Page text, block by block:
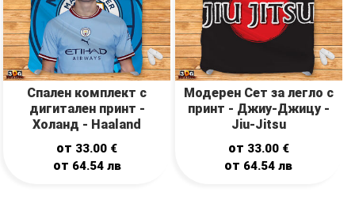
Спален комплект с
дигитален принт -
Холанд - Haaland
от 33.00 €
от 64.54 лв
Модерен Сет за легло с
принт - Джиу-Джицу -
Jiu-Jitsu
от 33.00 €
от 64.54лв